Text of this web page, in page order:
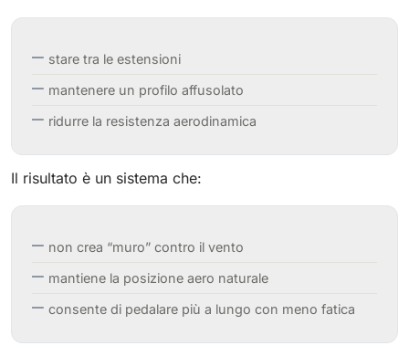
stare tra le estensioni
mantenere un profilo affusolato
ridurre la resistenza aerodinamica
Il risultato è un sistema che:
non crea “muro” contro il vento
mantiene la posizione aero naturale
consente di pedalare più a lungo con meno fatica